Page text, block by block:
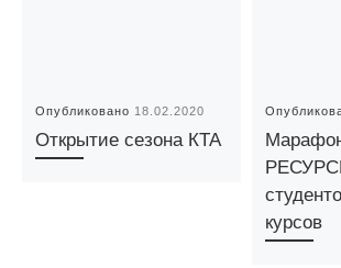
Опубликовано 18.02.2020
Открытие сезона КТА
курсов